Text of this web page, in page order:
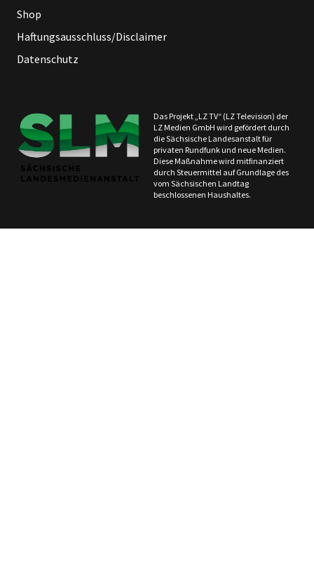
Shop
Haftungsausschluss/Disclaimer
Datenschutz
Das Projekt „LZ TV“ (LZ Television) der
LZ Medien GmbH wird gefördert durch
die Sächsische Landesanstalt für
privaten Rundfunk und neue Medien.
Diese Maßnahme wird mitfinanziert
durch Steuermittel auf Grundlage des
vom Sächsischen Landtag
beschlossenen Haushaltes.